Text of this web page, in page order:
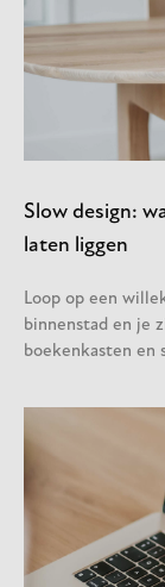
Slow design:
laten liggen
Loop op een
binnenstad en je
boekenkasten en